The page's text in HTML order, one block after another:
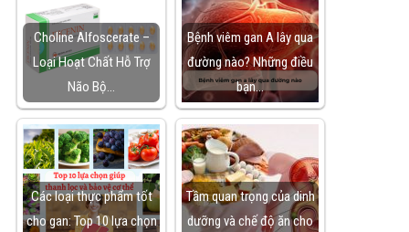
Choline Alfoscerate –
Loại Hoạt Chất Hỗ Trợ
Não Bộ…
Bệnh viêm gan A lây qua
đường nào? Những điều
bạn…
Các loại thực phẩm tốt
cho gan: Top 10 lựa chọn
Tầm quan trọng của dinh
dưỡng và chế độ ăn cho